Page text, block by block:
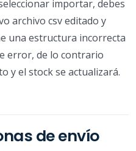
importar, debes
archivo csv editado y
una estructura incorrecta
error, de lo contrario
y el stock se actualizará.
de envío